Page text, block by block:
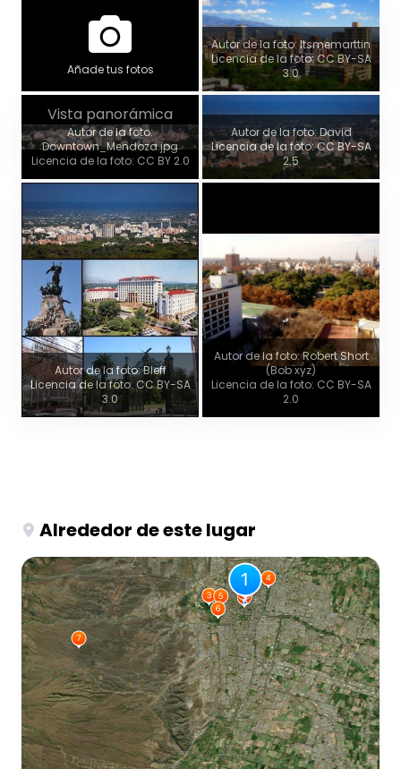
Añade tus fotos
Autor de la foto: Itsmemarttin
Licencia de la foto: CC BY-SA
3.0
Vista panorámica
Autor de la foto:
Downtown_Mendoza.jpg
Licencia de la foto: CC BY 2.0
Autor de la foto: David
Licencia de la foto: CC BY-SA
2.5
Autor de la foto: Bleff
Licencia de la foto: CC BY-SA
3.0
Autor de la foto: Robert Short
(Bob xyz)
Licencia de la foto: CC BY-SA
2.0
Alrededor de este lugar